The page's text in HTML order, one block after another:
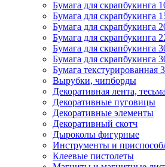
Бумага для скрапбукинга
Бумага для скрапбукинга
Бумага для скрапбукинга
Бумага для скрапбукинга
Бумага для скрапбукинга
Бумага для скрапбукинга
Бумага текстурированная
Вырубки, чипборды
Декоративная лента,
Декоративные пуговицы
Декоративные элементы
Декоративный скотч
Дыроколы фигурные
Инструменты и
Клеевые пистолеты